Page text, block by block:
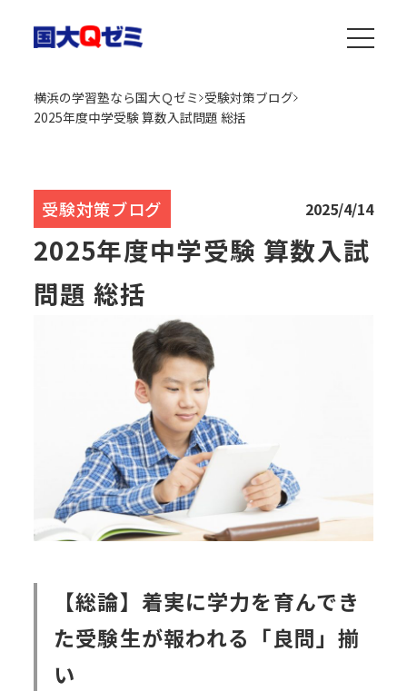
横浜の学習塾なら国大Ｑゼミ 受験対策ブログ
2025年度中学受験 算数入試問題 総括
受験対策ブログ 2025/4/14
2025年度中学受験 算数入試
問題 総括
【総論】着実に学力を育んでき
た受験生が報われる「良問」揃
い